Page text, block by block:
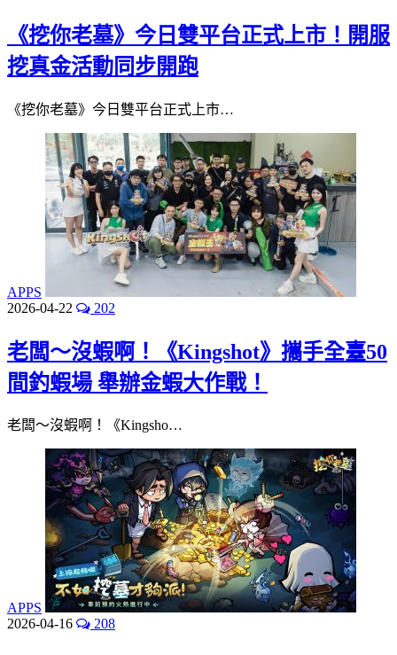
《挖你老墓》今日雙平台正式上市！開服
挖真金活動同步開跑
《挖你老墓》今日雙平台正式上市…
APPS
2026-04-22
202
老闆～沒蝦啊！《Kingshot》攜手全臺50
間釣蝦場 舉辦金蝦大作戰！
老闆～沒蝦啊！《Kingsho…
APPS
2026-04-16
208